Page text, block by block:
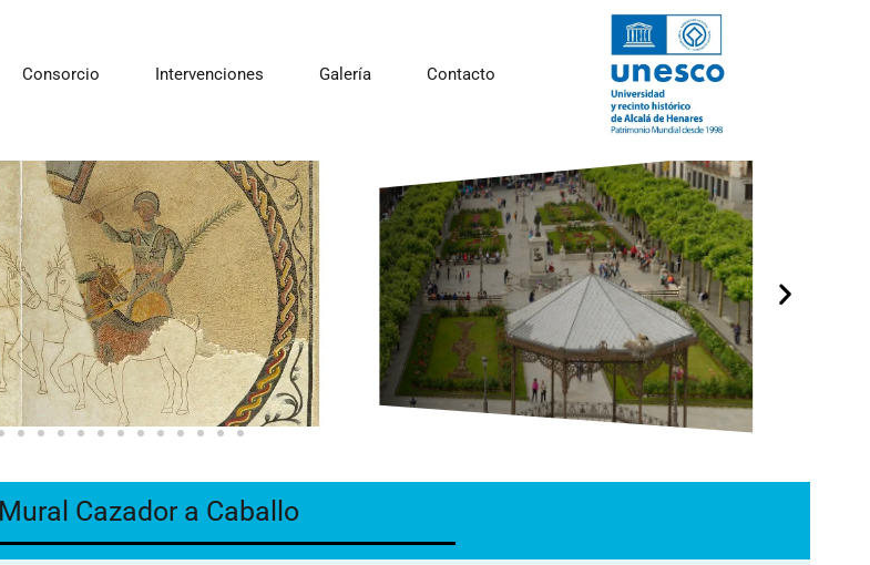
Consorcio Intervenciones Galería Contacto
Cazador a Caballo